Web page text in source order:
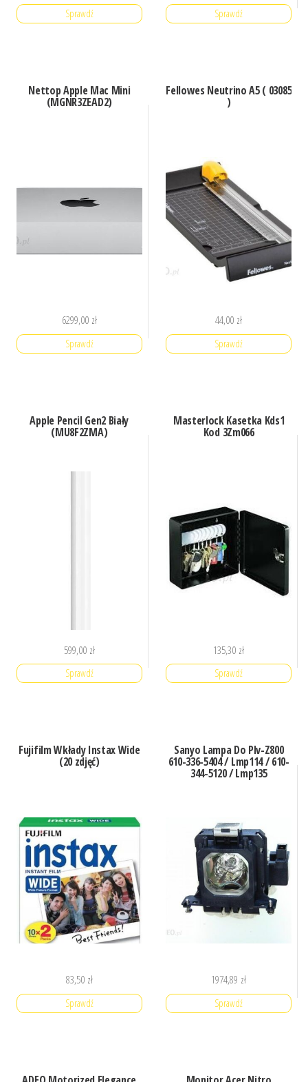
Sprawdź Sprawdź
Nettop Apple Mac Mini
(MGNR3ZEAD2)
6299,00 zł
Sprawdź
Fellowes Neutrino A5 ( 03085
)
44,00 zł
Sprawdź
Apple Pencil Gen2 Biały
(MU8F2ZMA)
599,00 zł
Sprawdź
Masterlock Kasetka Kds1
Kod 3Zm066
135,30 zł
Sprawdź
Fujifilm Wkłady Instax Wide
(20 zdjęć)
83,50 zł
Sprawdź
Sanyo Lampa Do Plv-Z800
610-336-5404 / Lmp114 / 610-
344-5120 / Lmp135
1974,89 zł
Sprawdź